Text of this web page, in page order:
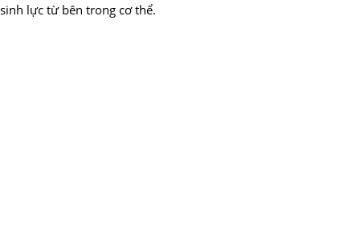
sinh lực từ bên trong cơ thể.